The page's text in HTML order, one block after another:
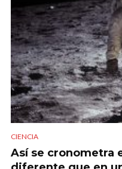
CIENCIA
Así se cronometra